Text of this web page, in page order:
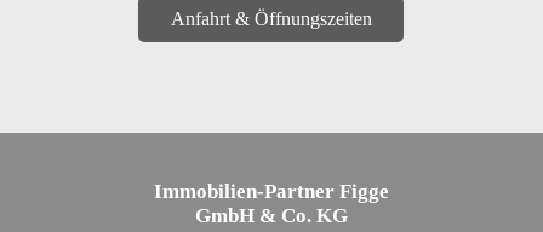
Anfahrt & Öffnungszeiten
Immobilien-Partner Figge
GmbH & Co. KG